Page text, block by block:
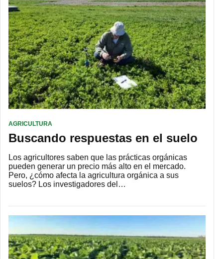
AGRICULTURA
Buscando respuestas en el suelo
Los agricultores saben que las prácticas orgánicas
pueden generar un precio más alto en el mercado.
Pero, ¿cómo afecta la agricultura orgánica a sus
suelos? Los investigadores del…